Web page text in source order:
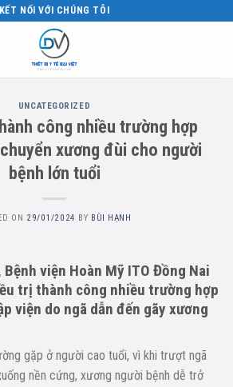
KẾT NỐI VỚI CHÚNG TÔI
UNCATEGORIZED
công nhiều trường hợp
xương đùi cho người
bệnh lớn tuổi
ON 29/01/2024 BY BÙI HẠNH
viện Hoàn Mỹ ITO Đồng Nai
trị thành công nhiều trường hợp
viện do ngã dẫn đến gãy xương
gặp ở người cao tuổi, vì khi trượt ngã
nền cứng, xương người bệnh dễ trở